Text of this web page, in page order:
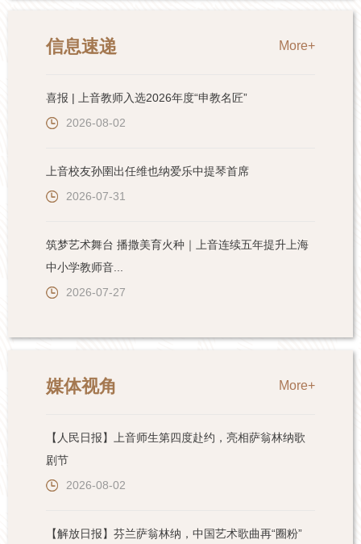
信息速递 More+
喜报 | 上音教师入选2026年度“申教名匠”
2026-08-02
上音校友孙圉出任维也纳爱乐中提琴首席
2026-07-31
筑梦艺术舞台 播撒美育火种｜上音连续五年提升上海
中小学教师音...
2026-07-27
媒体视角 More+
【人民日报】上音师生第四度赴约，亮相萨翁林纳歌
剧节
2026-08-02
【解放日报】芬兰萨翁林纳，中国艺术歌曲再“圈粉”